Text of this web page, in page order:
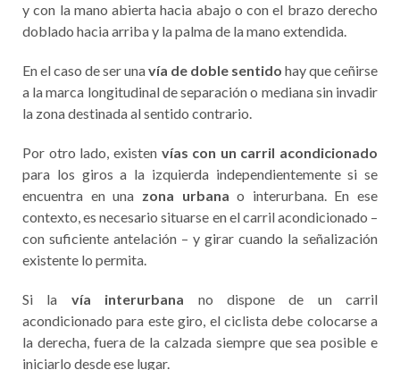
y con la mano abierta hacia abajo o con el brazo derecho
doblado hacia arriba y la palma de la mano extendida.
En el caso de ser unavía de doble sentido hay que ceñirse
a la marca longitudinal de separación o mediana sin invadir
la zona destinada al sentido contrario.
Por otro lado, existen vías con un carril acondicionado
para los giros a la izquierda independientemente si se
encuentra en una zona urbana o interurbana. En ese
contexto, es necesario situarse en el carril acondicionado –
con suficiente antelación – y girar cuando la señalización
existente lo permita.
Si la vía interurbana no dispone de un carril
acondicionado para este giro, el ciclista debe colocarse a
la derecha, fuera de la calzada siempre que sea posible e
iniciarlo desde ese lugar.